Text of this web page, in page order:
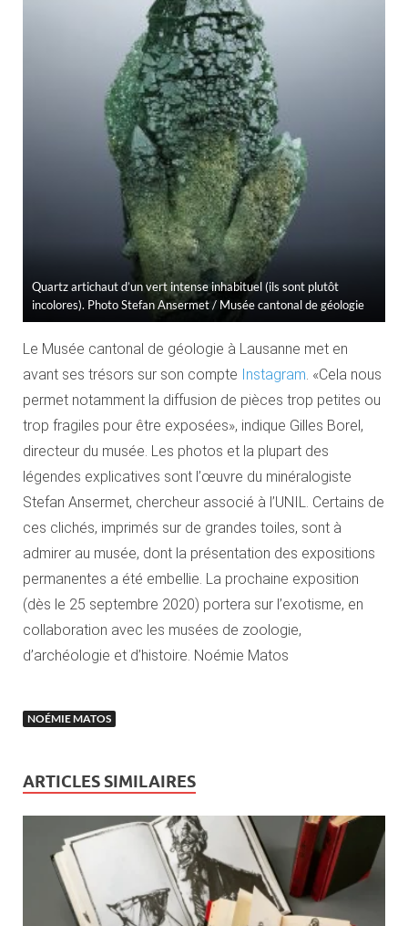
Quartz artichaut d’un vert intense inhabituel (ils sont plutôt
incolores). Photo Stefan Ansermet / Musée cantonal de géologie
Le Musée cantonal de géologie à Lausanne met en
avant ses trésors sur son compte Instagram. «Cela nous
permet notamment la diffusion de pièces trop petites ou
trop fragiles pour être exposées», indique Gilles Borel,
directeur du musée. Les photos et la plupart des
légendes explicatives sont l’œuvre du minéralogiste
Stefan Ansermet, chercheur associé à l’UNIL. Certains de
ces clichés, imprimés sur de grandes toiles, sont à
admirer au musée, dont la présentation des expositions
permanentes a été embellie. La prochaine exposition
(dès le 25 septembre 2020) portera sur l’exotisme, en
collaboration avec les musées de zoologie,
d’archéologie et d’histoire. Noémie Matos
NOÉMIE MATOS
ARTICLES SIMILAIRES